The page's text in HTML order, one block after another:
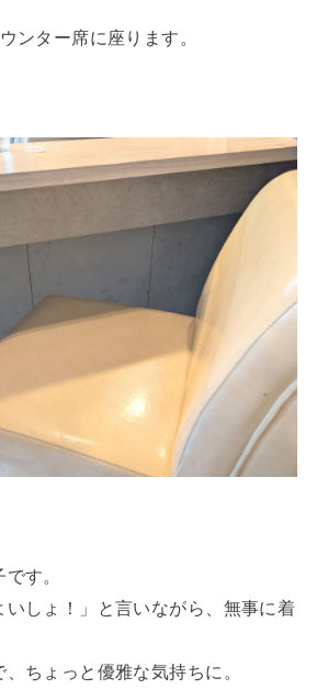
ンター席に座ります。
す。
いしょ！」と言いながら、無事に着
ちょっと優雅な気持ちに。